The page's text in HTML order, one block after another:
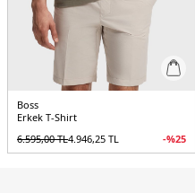
Boss
Erkek T-Shirt
6.595,00TL4.946,25 TL -%25